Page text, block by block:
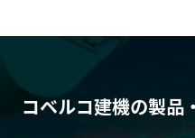
コベルコ建機の製品